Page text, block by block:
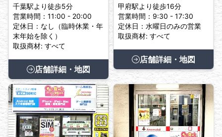
千葉駅より徒歩5分
営業時間：11:00 - 20:00
定休日：なし（臨時休業・年
末年始を除く）
取扱商材: すべて
店舗詳細・地図
甲府駅より徒歩16分
営業時間：9:30 - 17:30
定休日：水曜日のみの営業
取扱商材: すべて
店舗詳細・地図